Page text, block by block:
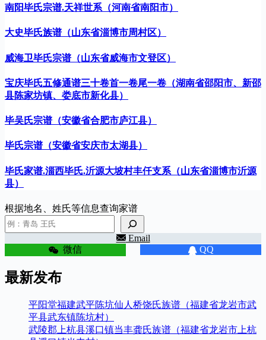
南阳毕氏宗谱.天祥世系（河南省南阳市）
大史毕氏族谱（山东省淄博市周村区）
威海卫毕氏宗谱（山东省威海市文登区）
宝庆毕氏五修通谱三十卷首一卷尾一卷（湖南省邵阳市、新邵
县陈家坊镇、娄底市新化县）
毕吴氏宗谱（安徽省合肥市庐江县）
毕氏宗谱（安徽省安庆市太湖县）
毕氏家谱.淄西毕氏.沂源大坡村丰仟支系（山东省淄博市沂源
县）
根据地名、姓氏等信息查询家谱
Email
微信 QQ
最新发布
平阳堂福建武平陈坑仙人桥饶氏族谱（福建省龙岩市武
平县武东镇陈坑村）
武陵郡上杭县溪口镇当丰龚氏族谱（福建省龙岩市上杭